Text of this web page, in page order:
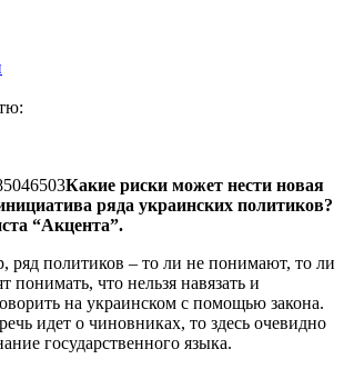
Какие риски может нести новая
ряда украинских политиков?
“Акцента”.
ряд политиков – то ли не понимают, то ли
понимать, что нельзя навязать и
на украинском с помощью закона.
идет о чиновниках, то здесь очевидно
государственного языка.